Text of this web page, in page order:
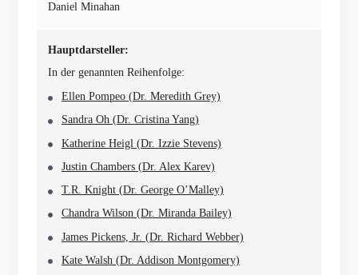
Daniel Minahan
Hauptdarsteller:
In der genannten Reihenfolge:
Ellen Pompeo (Dr. Meredith Grey)
Sandra Oh (Dr. Cristina Yang)
Katherine Heigl (Dr. Izzie Stevens)
Justin Chambers (Dr. Alex Karev)
T.R. Knight (Dr. George O’Malley)
Chandra Wilson (Dr. Miranda Bailey)
James Pickens, Jr. (Dr. Richard Webber)
Kate Walsh (Dr. Addison Montgomery)